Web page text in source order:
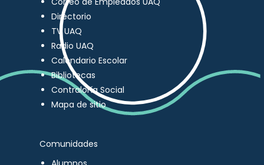
Directorio
TV UAQ
Radio UAQ
Calendario Escolar
Bibliotecas
Contraloría Social
Mapa de sitio
Comunidades